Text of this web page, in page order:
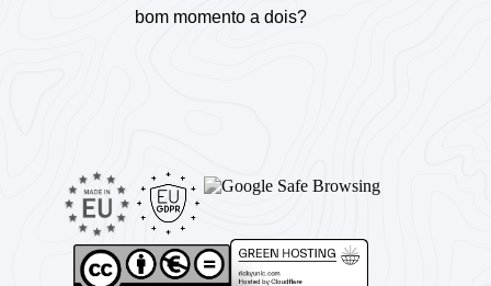
bom momento a dois?